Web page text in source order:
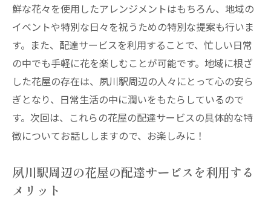
鮮な花々を使用したアレンジメントはもちろん、地域の
イベントや特別な日々を祝うための特別な提案も行いま
す。また、配達サービスを利用することで、忙しい日常
の中でも手軽に花を楽しむことが可能です。地域に根ざ
した花屋の存在は、夙川駅周辺の人々にとって心の安ら
ぎとなり、日常生活の中に潤いをもたらしているので
す。次回は、これらの花屋の配達サービスの具体的な特
徴についてお話ししますので、お楽しみに！
夙川駅周辺の花屋の配達サービスを利用する
メリット